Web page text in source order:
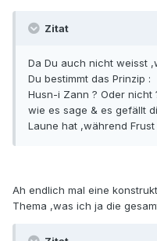
Zitat
Da Du auch nicht weisst
Du bestimmt das Prinzip :
Husn-i Zann ? Oder
wie es sage & es gefällt
Laune hat ,während
Ah endlich mal eine
Thema ,was ich ja die